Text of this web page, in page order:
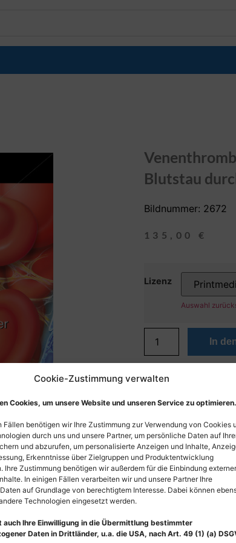
Cookie-Zustimmung verwalten
Cookies, um unsere Website und unseren Service zu optimieren.
Fällen benötigen wir Ihre Zustimmung zur Verwendung von Cookies
durch uns und unsere Partner, um persönliche Daten auf
und abzurufen, um personalisierte Anzeigen und Inhalte,
Erkenntnisse über Zielgruppen und Produktentwicklung
Ihre Zustimmung benötigen wir außerdem für die Einbindung externer
In einigen Fällen verarbeiten wir und unsere Partner Ihre
auf Grundlage von berechtigtem Interesse. Dabei können
Technologien eingesetzt werden.
auch Ihre Einwilligung in die Übermittlung bestimmter
Daten in Drittländer, u.a. die USA, nach Art. 49 (1) (a)
Blutstau
Bildnummer: 2672
135,00 €
Lizenz
Auswahl
In